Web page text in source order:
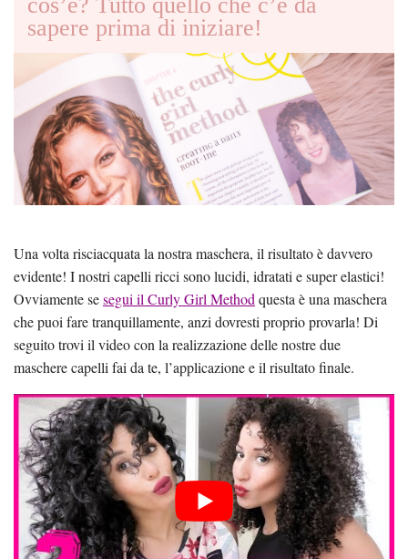
sapere prima di iniziare!
Una volta risciacquata la nostra maschera, il risultato è davvero
evidente! I nostri capelli ricci sono lucidi, idratati e super elastici!
Ovviamente sesegui il Curly Girl Methodquesta è una maschera
che puoi fare tranquillamente, anzi dovresti proprio provarla! Di
seguito trovi il video con la realizzazione delle nostre due
maschere capelli fai da te, l’applicazione e il risultato finale.